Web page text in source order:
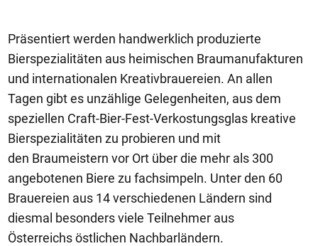
Präsentiert werden handwerklich produzierte
Bierspezialitäten aus heimischen Braumanufakturen
und internationalen Kreativbrauereien. An allen
Tagen gibt es unzählige Gelegenheiten, aus dem
speziellen Craft-Bier-Fest-Verkostungsglas kreative
Bierspezialitäten zu probieren und mit
den Braumeistern vor Ort über die mehr als 300
angebotenen Biere zu fachsimpeln. Unter den 60
Brauereien aus 14 verschiedenen Ländern sind
diesmal besonders viele Teilnehmer aus
Österreichs östlichen Nachbarländern.